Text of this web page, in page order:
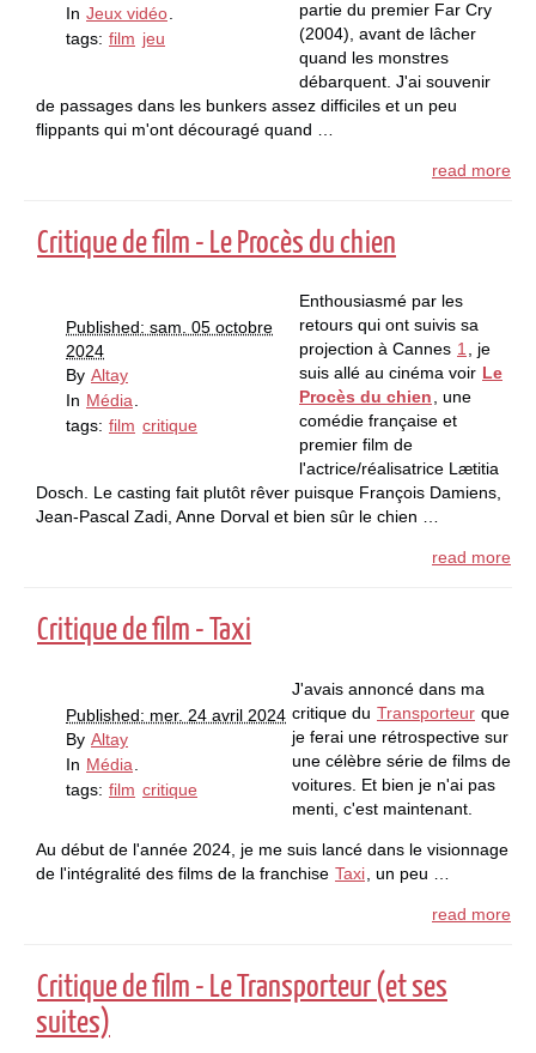
In Jeux vidéo
tags: film jeu
partie du premier Far Cry
(2004), avant de lâcher
quand les monstres
débarquent. J'ai souvenir
de passages dans les bunkers assez difficiles et un peu
flippants qui m'ont découragé quand …
read more
Critique de film - Le Procès du chien
Published: sam. 05 octobre
2024
By Altay
In Média.
tags: film critique
Enthousiasmé par les
retours qui ont suivis sa
projection à Cannes 1, je
suis allé au cinéma voir Le
Procès du chien, une
comédie française et
premier film de
l'actrice/réalisatrice Lætitia
Dosch. Le casting fait plutôt rêver puisque François Damiens,
Jean-Pascal Zadi, Anne Dorval et bien sûr le chien …
read more
Critique de film - Taxi
Published: mer. 24 avril 2024
By Altay
In Média
tags: film critique
J'avais annoncé dans ma
critique du Transporteur que
je ferai une rétrospective sur
une célèbre série de films de
voitures. Et bien je n'ai pas
menti, c'est maintenant.
Au début de l'année 2024, je me suis lancé dans le visionnage
de l'intégralité des films de la franchise Taxi , un peu …
read more
Critique de film - Le Transporteur (et ses
suites)